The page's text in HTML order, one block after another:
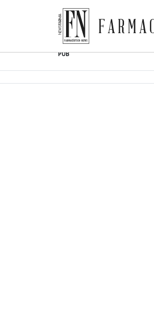
content
Farmacêutico News
PUB